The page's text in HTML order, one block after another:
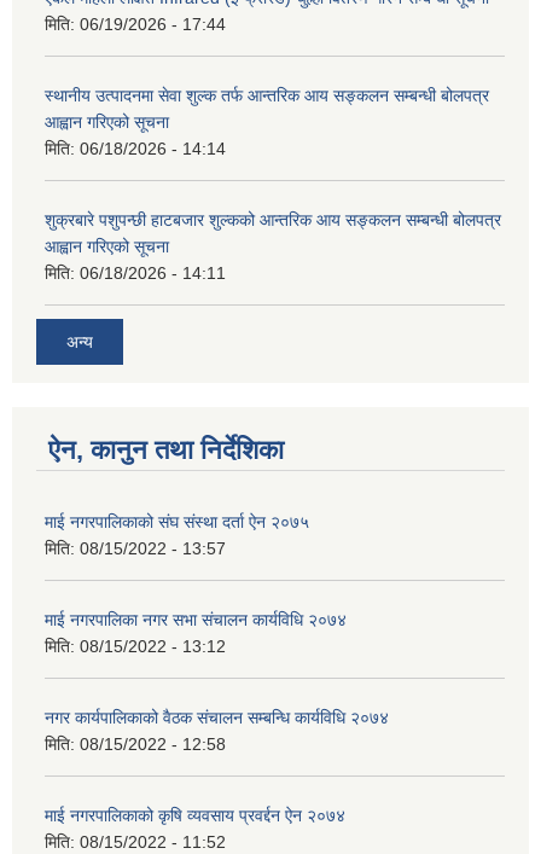
मिति: 06/19/2026 - 17:44
स्थानीय उत्पादनमा सेवा शुल्क तर्फ आन्तरिक आय सङ्कलन सम्बन्धी बोलपत्र
आह्वान गरिएको सूचना
मिति: 06/18/2026 - 14:14
शुक्रबारे पशुपन्छी हाटबजार शुल्कको आन्तरिक आय सङ्कलन सम्बन्धी बोलपत्र
आह्वान गरिएको सूचना
मिति: 06/18/2026 - 14:11
अन्य
ऐन, कानुन तथा निर्देशिका
माई नगरपालिकाको संघ संस्था दर्ता ऐन २०७५
मिति: 08/15/2022 - 13:57
माई नगरपालिका नगर सभा संचालन कार्यविधि २०७४
मिति: 08/15/2022 - 13:12
नगर कार्यपालिकाको वैठक संचालन सम्बन्धि कार्यविधि २०७४
मिति: 08/15/2022 - 12:58
माई नगरपालिकाको कृषि व्यवसाय प्रवर्द्दन ऐन २०७४
मिति: 08/15/2022 - 11:52